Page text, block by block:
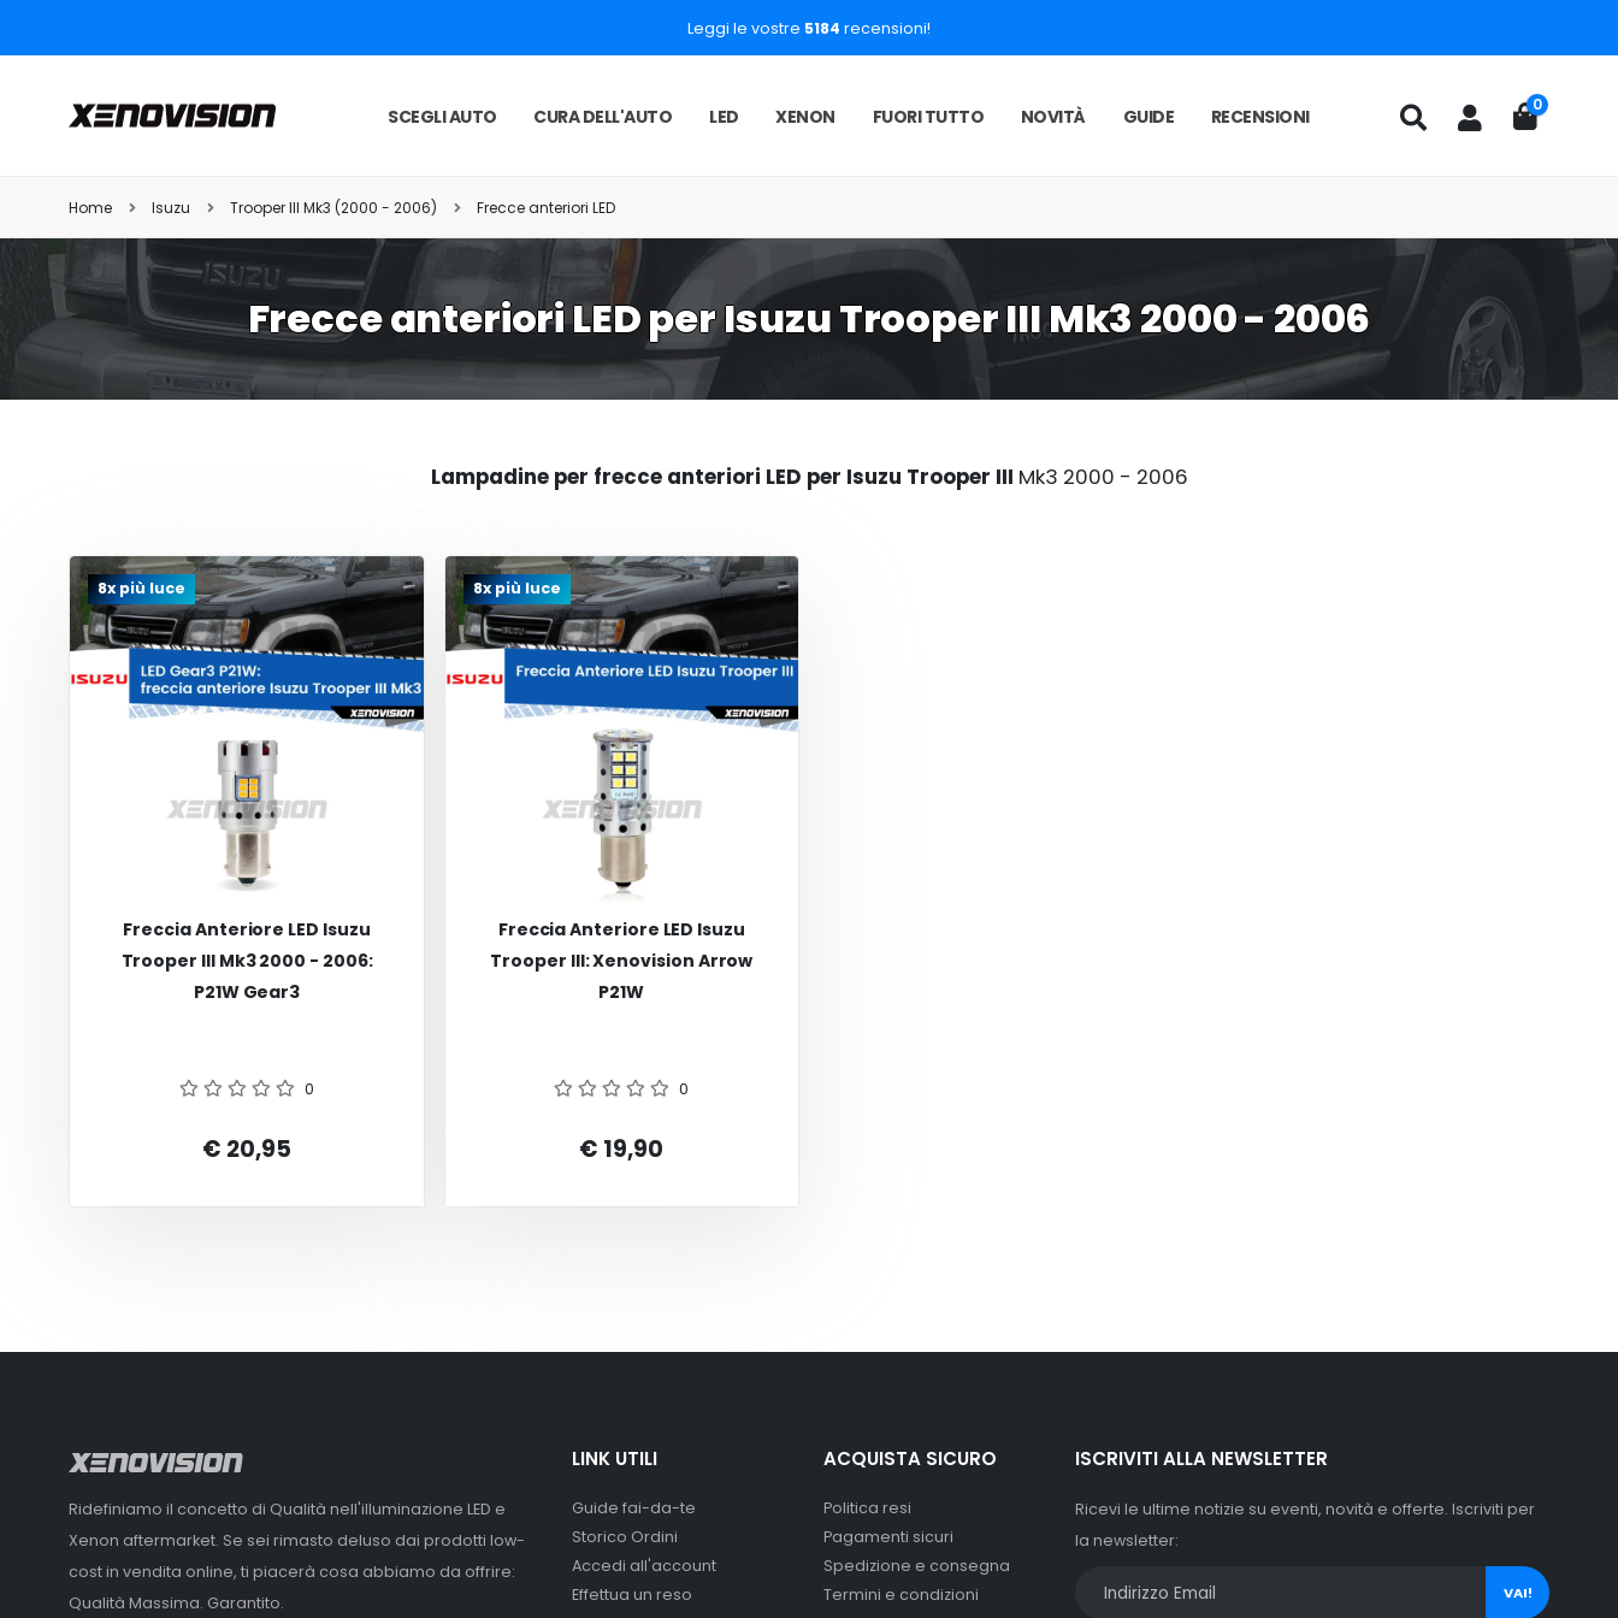
Leggi le vostre 5184 recensioni!
SCEGLI AUTO CURA DELL'AUTO LED XENON FUORI TUTTO NOVITÀ GUIDE RECENSIONI
0
Home Isuzu Trooper III Mk3 (2000 - 2006) Frecce anteriori LED
Frecce anteriori LED per Isuzu Trooper III Mk3 2000 - 2006
Lampadine per frecce anteriori LED per Isuzu Trooper III Mk3 2000 - 2006
8x più luce
Freccia Anteriore LED Isuzu
Trooper III Mk3 2000 - 2006:
P21W Gear3
0
€ 20,95
8x più luce
Freccia Anteriore LED Isuzu
Trooper III: Xenovision Arrow
P21W
0
€ 19,90
Ridefiniamo il concetto di Qualità nell'illuminazione LED e
Xenon aftermarket. Se sei rimasto deluso dai prodotti low-
cost in vendita online, ti piacerà cosa abbiamo da offrire:
Qualità Massima. Garantito.
LINK UTILI
Guide fai-da-te
Storico Ordini
Accedi all'account
Effettua un reso
ACQUISTA SICURO
Politica resi
Pagamenti sicuri
Spedizione e consegna
Termini e condizioni
ISCRIVITI ALLA NEWSLETTER
Ricevi le ultime notizie su eventi, novità e offerte. Iscriviti per
la newsletter:
VAI!